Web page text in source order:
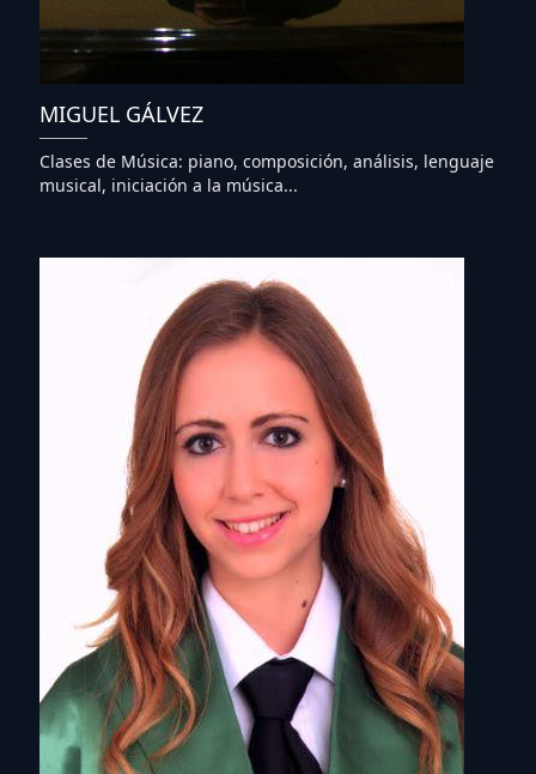
MIGUEL GÁLVEZ
Clases de Música: piano, composición, análisis, lenguaje
musical, iniciación a la música...